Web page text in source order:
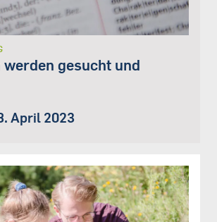
werden gesucht und
April 2023